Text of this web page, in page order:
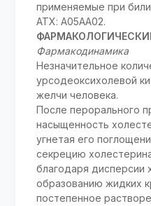
применяемые при
АТХ: А05АА02.
Фармакодинамика
Незначительное
урсодеоксихолевой
желчи человека.
После перорального
насыщенность
угнетая его
секрецию
благодаря дисперсии
образованию жидких
постепенное